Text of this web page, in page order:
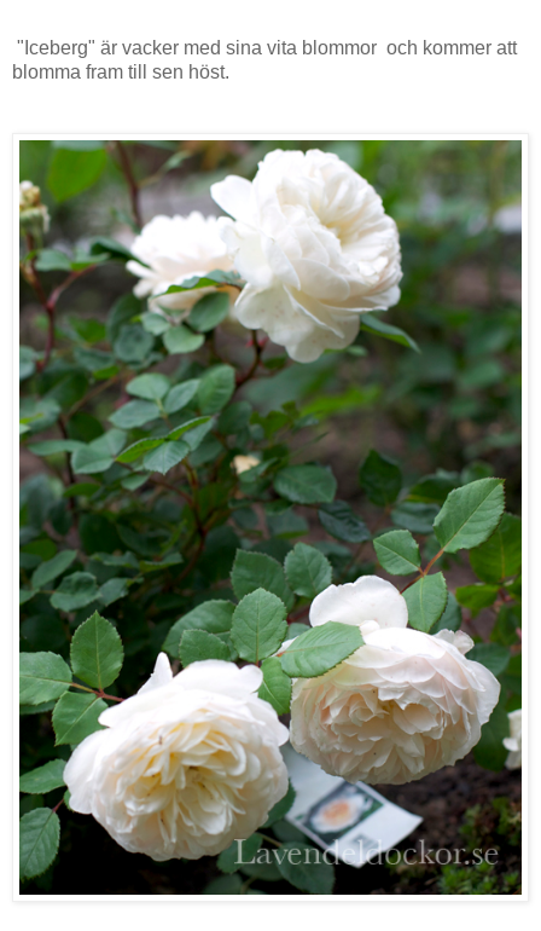
"Iceberg" är vacker med sina vita blommor och kommer att
blomma fram till sen höst.